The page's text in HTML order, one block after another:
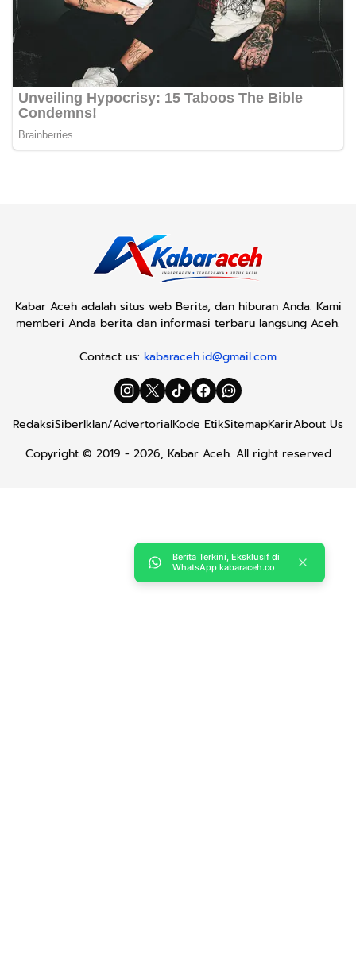
Kabar Aceh adalah situs web Berita, dan hiburan Anda. Kami
memberi Anda berita dan informasi terbaru langsung Aceh.
Contact us: kabaraceh.id@gmail.com
RedaksiSiberIklan/AdvertorialKode EtikSitemapKarirAbout Us
Copyright © 2019 - 2026, Kabar Aceh. All right reserved
Berita Terkini, Eksklusif di
WhatsApp kabaraceh.co